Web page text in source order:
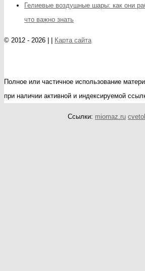
Гелиевые воздушные шары: как они
что важно знать
© 2012 - 2026 | | Карта сайта
Полное или частичное использование
при наличии активной и индексируемой
Ссылки: miomaz.ru